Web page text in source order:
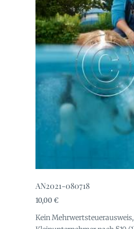
AN2021-080718
10,00 €
Kein